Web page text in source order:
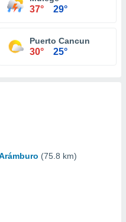
37° 29°
Puerto Cancun
30° 25°
(75.8 km)